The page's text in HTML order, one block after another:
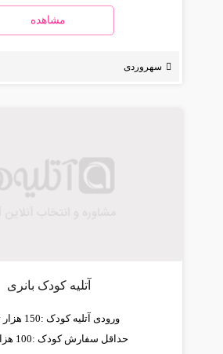
مشاهده
سهروردی
آتلیه کودک بانری
ورودی آتلیه کودک :150 هزار تومان
حداقل سفارش کودک :100 هزار تومان